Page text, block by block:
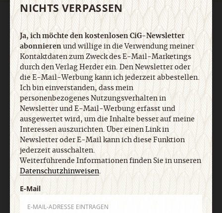
AGB und Widerrufsbelehrung Datenschutz
Barrierefreiheit
Impressum
Vertrag widerrufen Abo online kündigen
NICHTS VERPASSEN
Ja, ich möchte den kostenlosen CiG-Newsletter
abonnierenund willige in die Verwendung meiner
Kontaktdaten zum Zweck des E-Mail-Marketings
durch den Verlag Herder ein. Den Newsletter oder
die E-Mail-Werbung kann ich jederzeit abbestellen.
Ich bin einverstanden, dass mein
personenbezogenes Nutzungsverhalten in
Newsletter und E-Mail-Werbung erfasst und
ausgewertet wird, um die Inhalte besser auf meine
Interessen auszurichten. Über einen Link in
Newsletter oder E-Mail kann ich diese Funktion
jederzeit ausschalten.
Weiterführende Informationen finden Sie in unseren
Datenschutzhinweisen.
E-Mail